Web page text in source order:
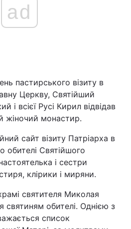
ad
пастирського візиту в
Церкву, Святійший
і всієї Русі Кирил відвідав
жіночий монастир.
сайт візиту Патріарха в
обителі Святійшого
і сестри
клірики і миряни.
святителя Миколая
святиням обителі. Однією з
список